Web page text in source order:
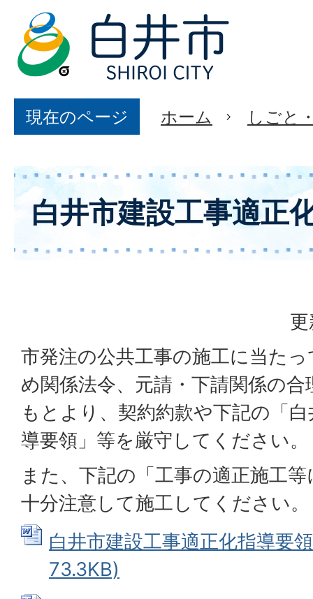
現在のページ ホーム しごと
白井市建設工事適正
市発注の公共工事の施工に当た
め関係法令、元請・下請関係の
もとより、契約約款や下記の「
導要領」等を厳守してください。
また、下記の「工事の適正施工
十分注意して施工してください。
白井市建設工事適正化指導要
73.3KB)